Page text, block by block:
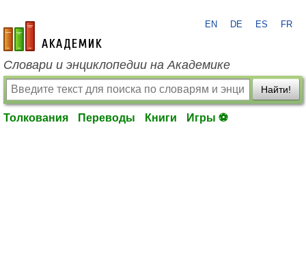
academic.ru
EN DE ES FR
Словари и энциклопедии на Академике
Найти!
Толкования Переводы Книги Игры ⚽